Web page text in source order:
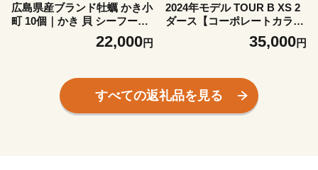
広島県産ブランド牡蠣 かき小
町 10個｜かき 貝 シーフード
オイスター 海鮮 魚介類 濃厚
海の幸 貝類 おおたけカキ 特
22,000円
2024年モデル TOUR B XS 2
ダース【コーポレートカラ
ー】ブリヂストン ゴルフボー
ル｜24個入り BRIDGESTON
ール 打感 乗り感 風に強い 強
弾道 高耐久性 ふるさと プレ
ゼント 贈り物 golf [2006]
35,000円
すべての返礼品を見る